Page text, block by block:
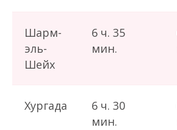
Шарм-
эль-
Шейх
6 ч. 35
мин.
Хургада
6 ч. 30
мин.